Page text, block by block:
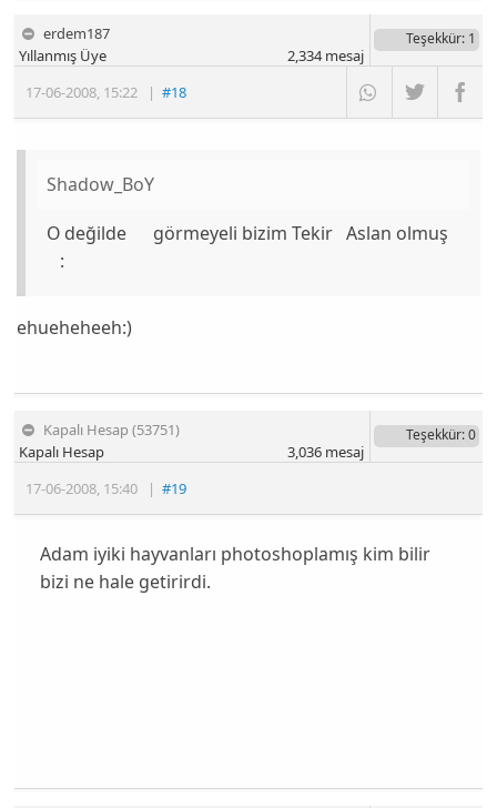
erdem187
17-06-2008, 15:22 |#18
Yıllanmış Üye
Teşekkür: 1
2,334mesaj
Shadow_BoY
O değilde görmeyeli bizim Tekir Aslan olmuş
:
ehueheheeh:)
Kapalı Hesap (53751)
17-06-2008, 15:40 |#19
Kapalı Hesap
Teşekkür: 0
3,036mesaj
Adam iyiki hayvanları photoshoplamış kim bilir
bizi ne hale getirirdi.